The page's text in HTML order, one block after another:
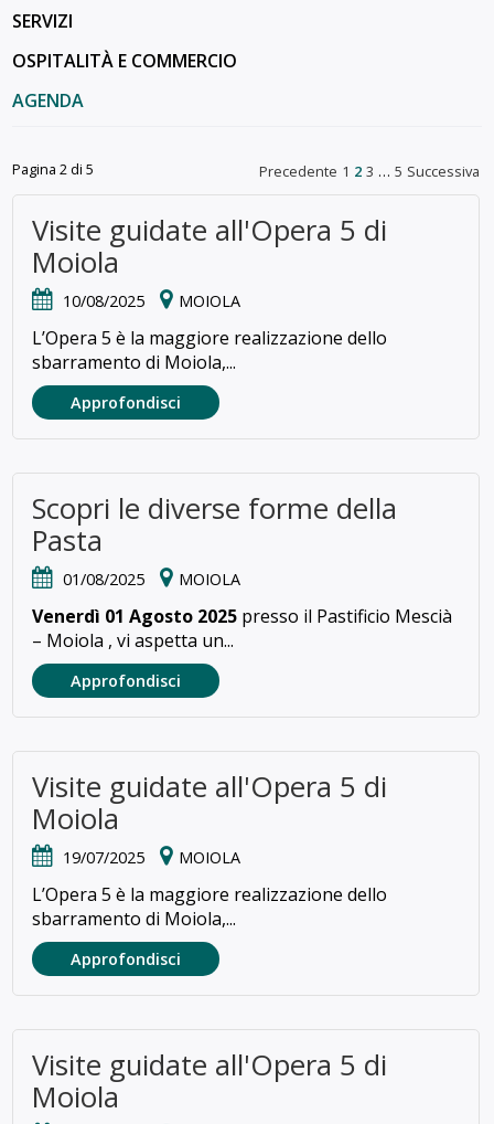
SERVIZI
OSPITALITÀ E COMMERCIO
AGENDA
Pagina 2 di 5 Precedente 1 2 3 … 5 Successiva
Visite guidate all'Opera 5 di
Moiola
10/08/2025 MOIOLA
L’Opera 5 è la maggiore realizzazione dello
sbarramento di Moiola,...
Approfondisci
Scopri le diverse forme della
Pasta
01/08/2025 MOIOLA
Venerdì 01 Agosto 2025 presso il Pastificio Mescià
– Moiola , vi aspetta un...
Approfondisci
Visite guidate all'Opera 5 di
Moiola
19/07/2025 MOIOLA
L’Opera 5 è la maggiore realizzazione dello
sbarramento di Moiola,...
Approfondisci
Visite guidate all'Opera 5 di
Moiola